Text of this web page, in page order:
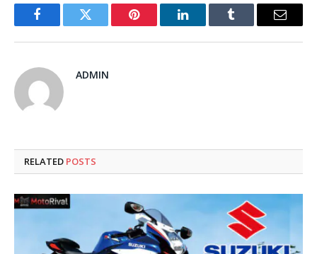
FacebookTwitter Pinterest LinkedInTumblr Email
ADMIN
RELATED POSTS